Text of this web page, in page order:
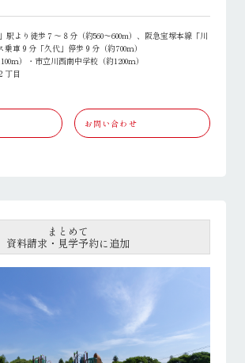
駅より徒歩７～８分（約560～600m）、阪急宝塚本線「川
車９分「久代」停歩９分（約700ｍ）
ｍ）・市立川西南中学校（約1200ｍ）
丁目
お問い合わせ
まとめて
資料請求・見学予約に追加